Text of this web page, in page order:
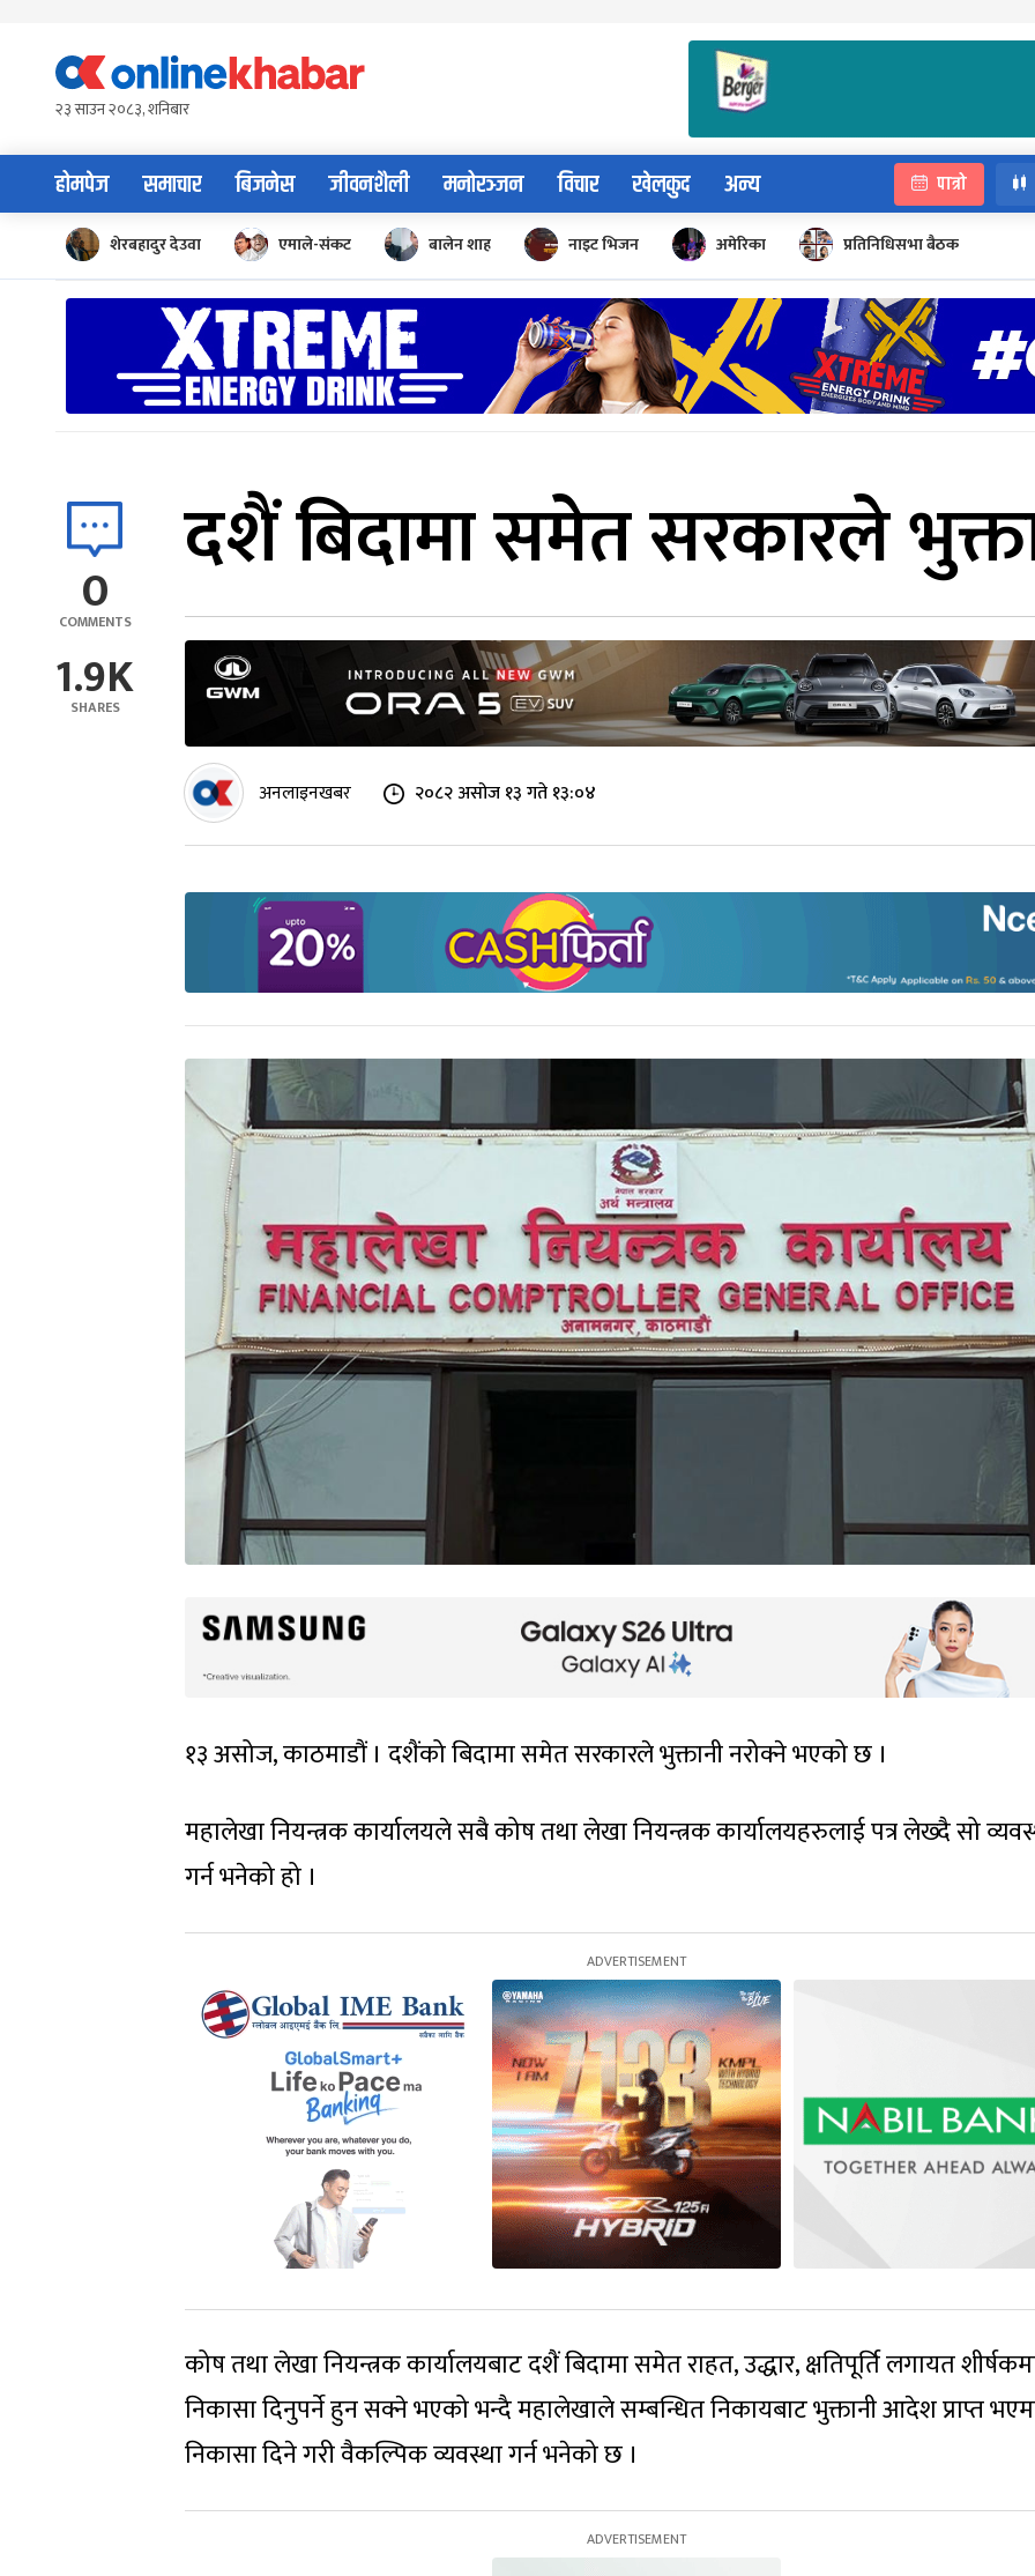
content२३ साउन २०८३, शनिबार
होमपेज समाचार बिजनेस जीवनशैली मनोरञ्जन विचार खेलकुद अन्य पात्रो
शेरबहादुर देउवा एमाले-संकट बालेन शाह नाइट भिजन अमेरिका प्रतिनिधिसभा बैठक
0
COMMENTS
1.9K
SHARES
दशैं बिदामा समेत सरकारले
अनलाइनखबर २०८२ असोज १३ गते १३:०४
१३ असोज, काठमाडौं । दशैंको बिदामा समेत सरकारले भुक्तानी नरोक्ने भएको छ ।
महालेखा नियन्त्रक कार्यालयले सबै कोष तथा लेखा नियन्त्रक कार्यालयहरुलाई पत्र लेख्दै सो
गर्न भनेको हो ।
कोष तथा लेखा नियन्त्रक कार्यालयबाट दशैं बिदामा समेत राहत, उद्धार, क्षतिपूर्ति लगायत
निकासा दिनुपर्ने हुन सक्ने भएको भन्दै महालेखाले सम्बन्धित निकायबाट भुक्तानी आदेश प्राप्त
निकासा दिने गरी वैकल्पिक व्यवस्था गर्न भनेको छ ।